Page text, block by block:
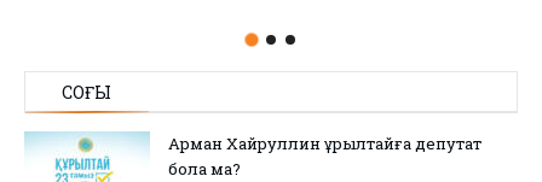
СОҢҒЫ
Арман Хайруллин Құрылтайға депутат
бола ма?